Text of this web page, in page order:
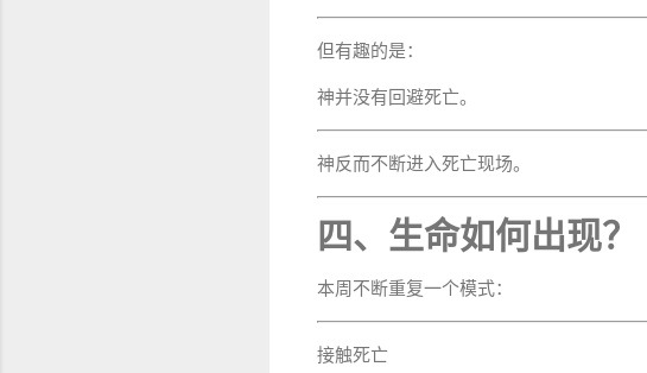
但有趣的是：
神并没有回避死亡。
神反而不断进入死亡现场。
四、生命如何出现？
本周不断重复一个模式：
接触死亡